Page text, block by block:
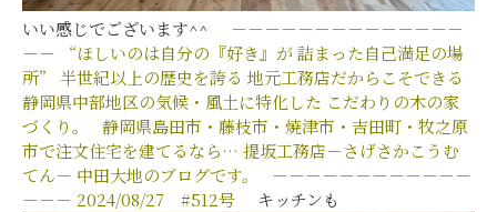
いい感じでございます^^ －－－－－－－－－－－－－－
－－
“ほしいのは自分の『好き』が詰まった自己満足の場
所”
半世紀以上の歴史を誇る 地元工務店だからこそできる
静岡県中部地区の気候・風土に特化した こだわりの木の家
づくり。
静岡県島田市・藤枝市・焼津市・吉田町・牧之原
市で注文住宅を建てるなら… 提坂工務店－さげさかこうむ
てん－ 中田大地のブログです。
－－－－－－－－－－－－
－－－ 2024/08/27 #512号 キッチンも